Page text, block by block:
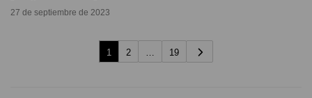
27 de septiembre de 2023
1 2 … 19